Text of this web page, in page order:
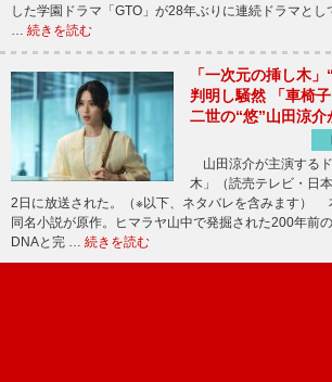
した学園ドラマ「GTO」が28年ぶりに連続ドラマとし
… 続きを読む
「一次元の挿し木
判明し騒然 「車椅
二世の“悠”山田涼介
山田涼介が主演する
木」（読売テレビ・日
2日に放送された。（※以下、ネタバレを含みます）
同名小説が原作。ヒマラヤ山中で発掘された200年前
DNAと完 … 続きを読む